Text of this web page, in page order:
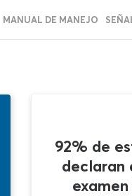
MANUAL DE MANEJO
92% de
declaran